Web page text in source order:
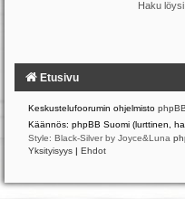
Haku
Etusivu
Keskustelufoorumin ohjelmisto phpBB
Käännös: phpBB Suomi (lurttinen,
Style: Black-Silver by Joyce&Luna
Yksityisyys | Ehdot